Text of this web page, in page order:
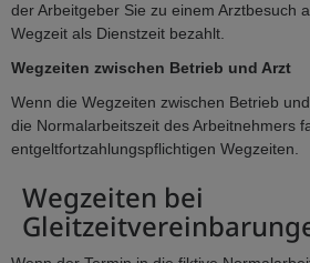
der Arbeitgeber Sie zu einem Arztbesuch
Wegzeit als Dienstzeit bezahlt.
Wegzeiten zwischen Betrieb und Arzt
Wenn die Wegzeiten zwischen Betrieb
die Normalarbeitszeit des Arbeitnehmers
entgeltfortzahlungspflichtigen Wegzeiten.
Wegzeiten bei